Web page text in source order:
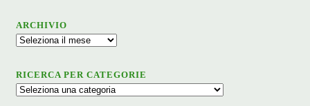
ARCHIVIO
Archivio
RICERCA PER CATEGORIE
Ricerca